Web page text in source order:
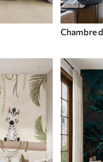
Chambre